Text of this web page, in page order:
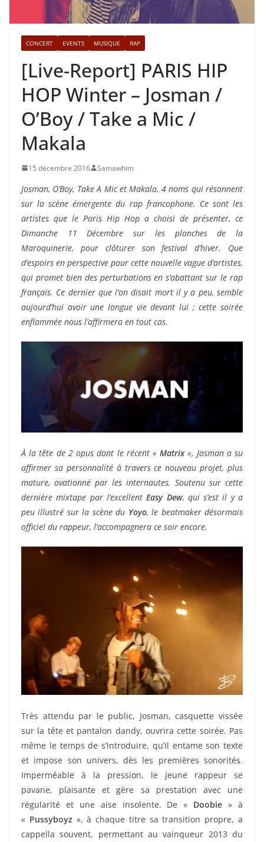
CONCERT EVENTS MUSIQUE RAP
[Live-Report] PARIS HIP
HOP Winter – Josman /
O’Boy / Take a Mic /
Makala
15 décembre 2016 Samawhim
Josman, O’Boy, Take A Mic et Makala, 4 noms qui résonnent
sur la scène émergente du rap francophone. Ce sont les
artistes que le Paris Hip Hop a choisi de présenter, ce
Dimanche 11 Décembre sur les planches de la
Maroquinerie, pour clôturer son festival d’hiver. Que
d’espoirs en perspective pour cette nouvelle vague d’artistes,
qui promet bien des perturbations en s’abattant sur le rap
français. Ce dernier que l’on disait mort il y a peu, semble
aujourd’hui avoir une longue vie devant lui ; cette soirée
enflammée nous l’affirmera en tout cas.
À la tête de 2 opus dont le récent «Matrix», Josman a su
affirmer sa personnalité à travers ce nouveau projet, plus
mature, ovationné par les internautes. Soutenu sur cette
dernière mixtape par l’excellentEasy Dew, qui s’est il y a
peu illustré sur la scène du Yoyo, le beatmaker désormais
officiel du rappeur, l’accompagnera ce soir encore.
Très attendu par le public, Josman, casquette vissée
sur la tête et pantalon dandy, ouvrira cette soirée. Pas
même le temps de s’introduire, qu’il entame son texte
et impose son univers, dès les premières sonorités.
Imperméable à la pression, le jeune rappeur se
pavane, plaisante et gère sa prestation avec une
régularité et une aise insolente. De « Doobie » à
« Pussyboyz», à chaque titre sa transition propre, a
cappella souvent, permettant au vainqueur 2013 du